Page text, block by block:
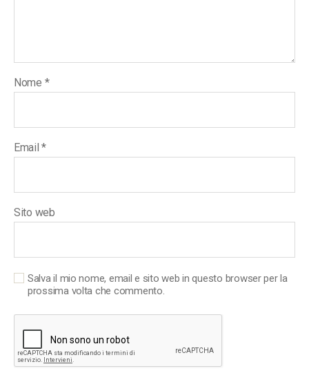
Nome *
Email*
Sito web
Salva il mio nome, email e sito web in questo browser per la
prossima volta che commento.